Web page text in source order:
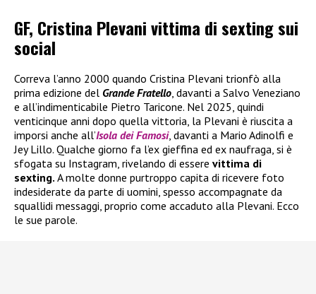
GF, Cristina Plevani vittima di sexting sui
social
Correva l’anno 2000 quando Cristina Plevani trionfò alla
prima edizione del Grande Fratello , davanti a Salvo Veneziano
e all’indimenticabile Pietro Taricone. Nel 2025, quindi
venticinque anni dopo quella vittoria, la Plevani è riuscita a
imporsi anche all’Isola dei Famosi, davanti a Mario Adinolfi e
Jey Lillo. Qualche giorno fa l’ex gieffina ed ex naufraga, si è
sfogata su Instagram, rivelando di essere vittima di
sexting. A molte donne purtroppo capita di ricevere foto
indesiderate da parte di uomini, spesso accompagnate da
squallidi messaggi, proprio come accaduto alla Plevani. Ecco
le sue parole.